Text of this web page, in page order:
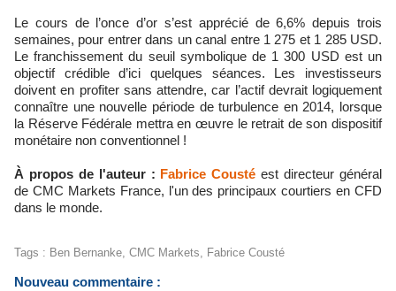
Le cours de l’once d’or s’est apprécié de 6,6% depuis trois
semaines, pour entrer dans un canal entre 1 275 et 1 285 USD.
Le franchissement du seuil symbolique de 1 300 USD est un
objectif crédible d’ici quelques séances. Les investisseurs
doivent en profiter sans attendre, car l’actif devrait logiquement
connaître une nouvelle période de turbulence en 2014, lorsque
la Réserve Fédérale mettra en œuvre le retrait de son dispositif
monétaire non conventionnel !
À propos de l'auteur : Fabrice Coustéest directeur général
de CMC Markets France, l'un des principaux courtiers en CFD
dans le monde.
Tags : Ben Bernanke, CMC Markets, Fabrice Cousté
Nouveau commentaire :